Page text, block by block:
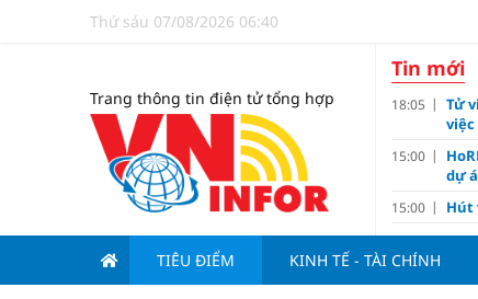
Thứ sáu 07/08/2026 06:40
Trang thông tin điện tử tổng hợp
Tin mới
18:05
Tử
15:00
dự
15:00 Hút
13:15
13:00
TIÊU ĐIỂM KINH TẾ - TÀI CHÍNH